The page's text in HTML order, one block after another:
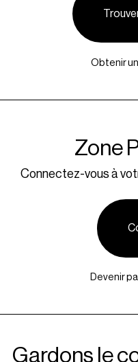
Obtenir
Zone
Connectez-vous à
Devenir
Gardons le